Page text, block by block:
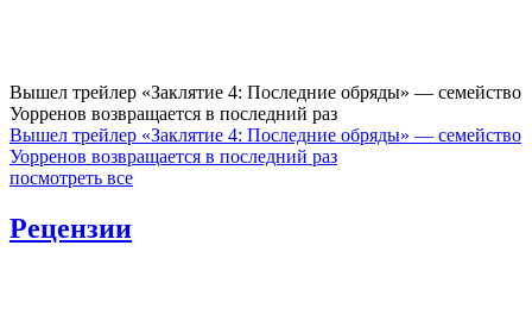
Вышел трейлер «Заклятие 4: Последние обряды» — семейство
Уорренов возвращается в последний раз
Вышел трейлер «Заклятие 4: Последние обряды» — семейство
Уорренов возвращается в последний раз
посмотреть все
Рецензии